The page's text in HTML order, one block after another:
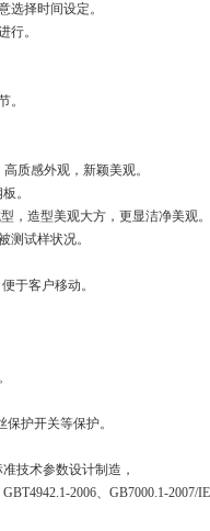
择时间设定。
行。
。
质感外观，新颖美观。
。
，造型美观大方，更显洁净美观。
试样状况。
于客户移动。
护开关等保护。
技术参数设计制造，
2006、GB7000.1-